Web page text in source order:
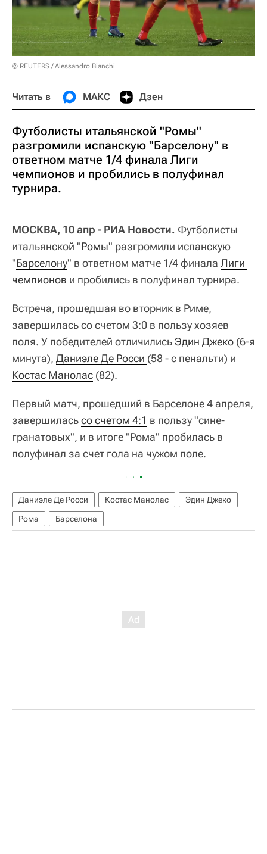
© REUTERS / Alessandro Bianchi
Читать в МАКС Дзен
Футболисты итальянской "Ромы"
разгромили испанскую "Барселону" в
ответном матче 1/4 финала Лиги
чемпионов и пробились в полуфинал
турнира.
МОСКВА, 10 апр - РИА Новости. Футболисты
итальянской "Ромы" разгромили испанскую
"Барселону" в ответном матче 1/4 финала Лиги
чемпионов и пробились в полуфинал турнира.
Встреча, прошедшая во вторник в Риме,
завершилась со счетом 3:0 в пользу хозяев
поля. У победителей отличилисьЭдин Джеко (6-я
минута), Даниэле Де Росси (58 - с пенальти) и
Костас Манолас (82).
Первый матч, прошедший в Барселоне 4 апреля,
завершиласьсо счетом 4:1 в пользу "сине-
гранатовых", и в итоге "Рома" пробилась в
полуфинал за счет гола на чужом поле.
Даниэле Де Росси Костас Манолас
Эдин Джеко
Рома
Барселона